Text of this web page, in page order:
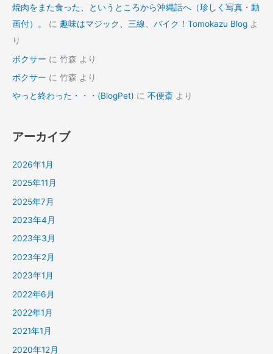
焼肉をまた食った、というところから沖縄話へ（珍しく写真・動
画付）。
に 趣味はマジック、三線、バイク！Tomokazu Blog よ
り
ボクサー に 竹森 より
ボクサー に 竹森 より
やっと終わった・・・(BlogPet) に 不便斎 より
アーカイブ
2026年1月
2025年11月
2025年7月
2023年4月
2023年3月
2023年2月
2023年1月
2022年6月
2022年1月
2021年1月
2020年12月